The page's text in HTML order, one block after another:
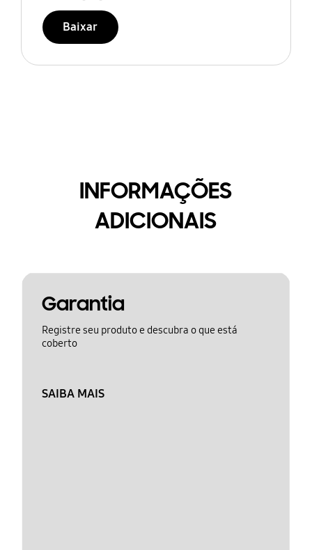
Baixar
INFORMAÇÕES
ADICIONAIS
Garantia
Registre seu produto e descubra o que está
coberto
SAIBA MAIS